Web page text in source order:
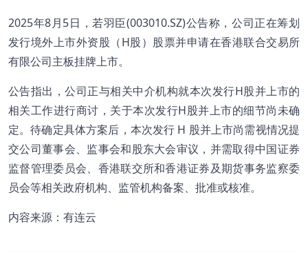
2025年8月5日，若羽臣(003010.SZ)公告称，公司正在筹划
发行境外上市外资股（H股）股票并申请在香港联合交易所
有限公司主板挂牌上市。
公告指出，公司正与相关中介机构就本次发行H股并上市的
相关工作进行商讨，关于本次发行H股并上市的细节尚未确
定。待确定具体方案后，本次发行 H 股并上市尚需视情况提
交公司董事会、监事会和股东大会审议，并需取得中国证券
监督管理委员会、香港联交所和香港证券及期货事务监察委
员会等相关政府机构、监管机构备案、批准或核准。
内容来源：有连云